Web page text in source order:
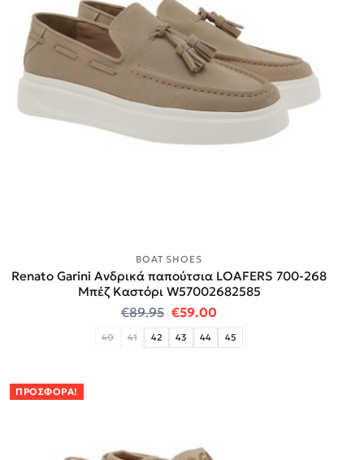
BOAT SHOES
Renato Garini Ανδρικά παπούτσια LOAFERS 700-268
Μπέζ Καστόρι W57002682585
€89.95 Original price was: €89.95.
€59.00Η τρέχουσα τιμή
40 41 42 43 44 45
ΠΡΟΣΦΟΡΆ!